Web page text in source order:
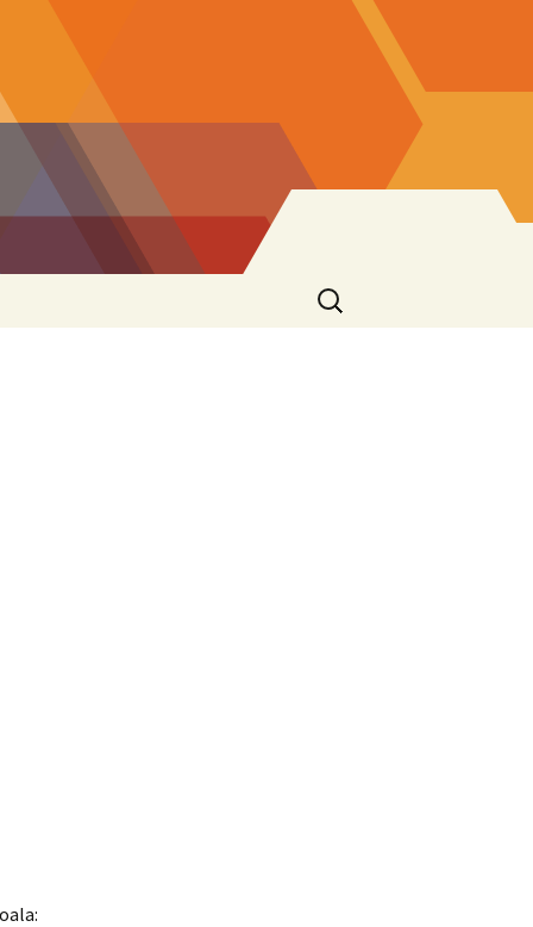
Ricerca
per: